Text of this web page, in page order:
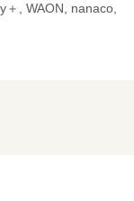
＋, WAON, nanaco,